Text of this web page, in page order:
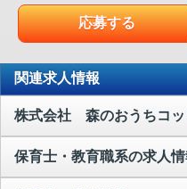
応募する
関連求人情報
株式会社 森のおうちコッ
保育士・教育職系の求人情